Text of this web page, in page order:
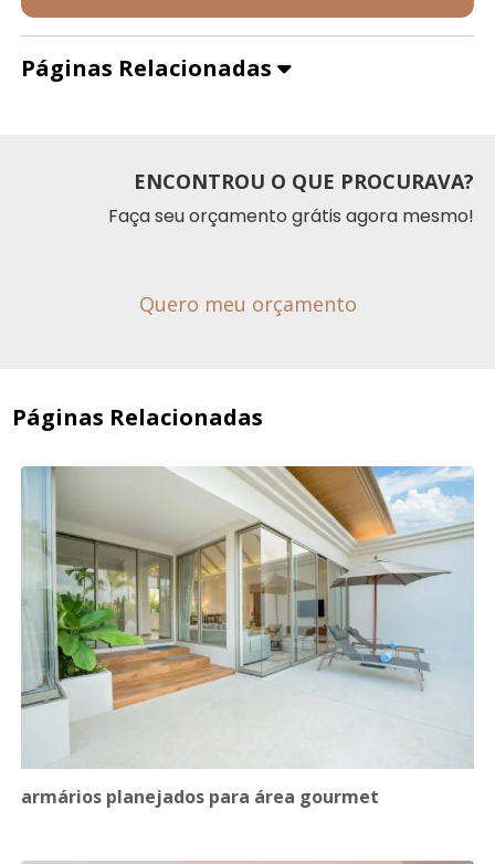
Páginas Relacionadas
ENCONTROU O QUE PROCURAVA?
Faça seu orçamento grátis agora mesmo!
Quero meu orçamento
Páginas Relacionadas
armários planejados para área gourmet